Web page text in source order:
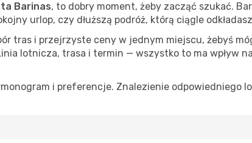
Barinas, to dobry moment, żeby zacząć szukać.
urlop, czy dłuższą podróż, którą ciągle
tras i przejrzyste ceny w jednym miejscu, żebyś
lotnicza, trasa i termin — wszystko to ma wpływ
i preferencje. Znalezienie odpowiedniego